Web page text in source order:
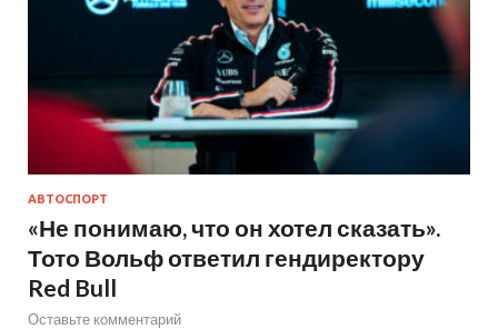
АВТОСПОРТ
«Не понимаю, что он хотел сказать».
Тото Вольф ответил гендиректору
Red Bull
Оставьте комментарий